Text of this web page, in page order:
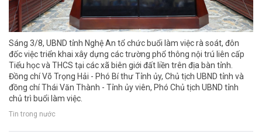
Sáng 3/8, UBND tỉnh Nghệ An tổ chức buổi làm việc rà soát, đôn
đốc việc triển khai xây dựng các trường phổ thông nội trú liên cấp
Tiểu học và THCS tại các xã biên giới đất liền trên địa bàn tỉnh.
Đồng chí Võ Trọng Hải - Phó Bí thư Tỉnh ủy, Chủ tịch UBND tỉnh và
đồng chí Thái Văn Thành - Tỉnh ủy viên, Phó Chủ tịch UBND tỉnh
chủ trì buổi làm việc.
Tin trong nước